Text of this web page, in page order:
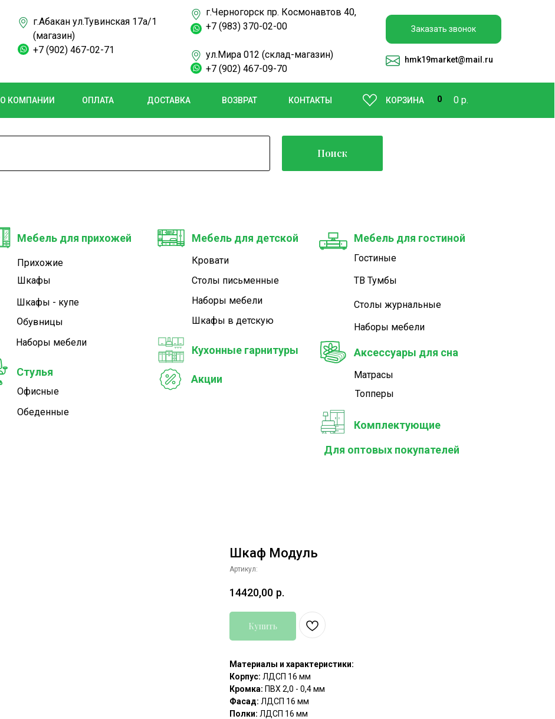
КОРЗИНА
ВОЗВРАТ КОНТАКТЫ
О КОМПАНИИ ОПЛАТА ДОСТАВКА 0 0 р.
г.Абакан ул.Тувинская 17а/1
(магазин)
+7 (902) 467-02-71
г.Черногорск пр. Космонавтов 40,
+7 (983) 370-02-00
ул.Мира 012 (склад-магазин)
+7 (902) 467-09-70
Заказать звонок
hmk19market@mail.ru
Поиск
Мебель для прихожей Мебель для гостиной
Мебель для детской
Аксессуары для сна
Для оптовых покупателей
Стулья
Прихожие Гостиные
Кровати
Матрасы
Обеденные
Обувницы
ТВ Тумбы
Столы журнальные
Наборы мебели
Столы письменные
Топперы
Офисные
Шкафы - купе Наборы мебели
Наборы мебели
Шкафы в детскую
Шкафы
Кухонные гарнитуры
Комплектующие
Акции
Шкаф Модуль
Артикул:
14420,00 р.
Купить
Материалы и характеристики:
Корпус: ЛДСП 16 мм
Кромка: ПВХ 2,0 - 0,4 мм
Фасад: ЛДСП 16 мм
Полки: ЛДСП 16 мм